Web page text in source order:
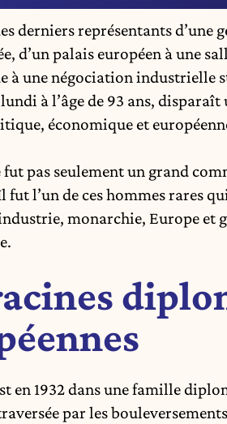
derniers représentants d’une
d’un palais européen à une
à une négociation industrielle
lundi à l’âge de 93 ans,
économique et
pas seulement un grand
fut l’un de ces hommes rares
monarchie, Europe et
en 1932 dans une famille
par les